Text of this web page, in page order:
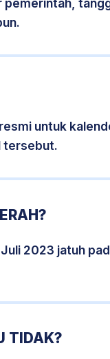
untuk
tersebut.
2023 jatuh
TIDAK?